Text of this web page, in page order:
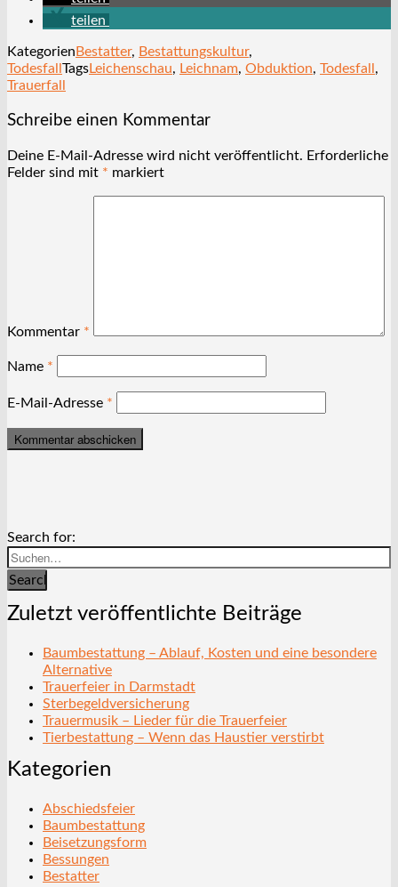
teilen
Kategorien Bestatter, Bestattungskultur,
Todesfall TagsLeichenschau, Leichnam, Obduktion, Todesfall ,
Trauerfall
Schreibe einen Kommentar
Deine E-Mail-Adresse wird nicht veröffentlicht. Erforderliche
Felder sind mit * markiert
Kommentar *
Name *
E-Mail-Adresse *
Search for:
Search
Zuletzt veröffentlichte Beiträge
Baumbestattung – Ablauf, Kosten und eine besondere
Alternative
Trauerfeier in Darmstadt
Sterbegeldversicherung
Trauermusik – Lieder für die Trauerfeier
Tierbestattung – Wenn das Haustier verstirbt
Kategorien
Abschiedsfeier
Baumbestattung
Beisetzungsform
Bessungen
Bestatter